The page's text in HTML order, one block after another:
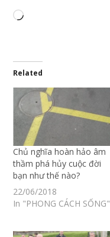
Loading…
Related
Chủ nghĩa hoàn hảo âm
thầm phá hủy cuộc đời
bạn như thế nào?
22/06/2018
In "PHONG CÁCH SỐNG"